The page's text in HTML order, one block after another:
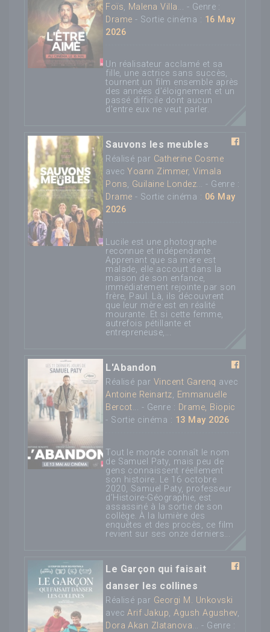
Foïs, Malena Villa... - Genre :
Drame - Sortie cinéma : 16 May
2026
Un réalisateur acclamé et sa
fille, une actrice sans succès,
tournent un film ensemble après
des années d'éloignement et un
passé difficile dont aucun
d'entre eux ne veut parler.
Sauvons les meubles
Réalisé par Catherine Cosme
avecYoann Zimmer,Vimala
Pons, Guilaine Londez... - Genre :
Drame - Sortie cinéma : 06 May
2026
Lucile est une photographe
reconnue et indépendante.
Apprenant que sa mère est
malade, elle accourt dans la
maison de son enfance,
immédiatement rejointe par son
frère, Paul. Là, ils découvrent
que leur mère est en réalité
mourante. Et si cette femme,
autrefois pétillante et
entrepreneuse,...
L'Abandon
Réalisé par Vincent Garenq avec
Antoine Reinartz, Emmanuelle
Bercot... - Genre : Drame, Biopic
- Sortie cinéma : 13 May 2026
Tout le monde connaît le nom
de Samuel Paty, mais peu de
gens connaissent réellement
son histoire. Le 16 octobre
2020, Samuel Paty, professeur
d’Histoire-Géographie, est
assassiné à la sortie de son
collège. À la lumière des
enquêtes et des procès, ce film
revient sur ses onze derniers...
Le Garçon qui faisait
danser les collines
Réalisé par Georgi M. Unkovski
avecArif Jakup,Agush Agushev,
Dora Akan Zlatanova... - Genre :